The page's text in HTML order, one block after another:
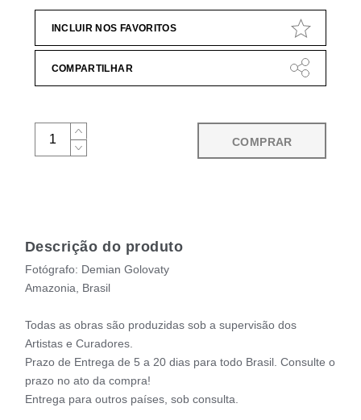
INCLUIR NOS FAVORITOS
COMPARTILHAR
COMPRAR
Descrição do produto
Fotógrafo: Demian Golovaty
Amazonia, Brasil
Todas as obras são produzidas sob a supervisão dos
Artistas e Curadores.
Prazo de Entrega de 5 a 20 dias para todo Brasil. Consulte o
prazo no ato da compra!
Entrega para outros países, sob consulta.